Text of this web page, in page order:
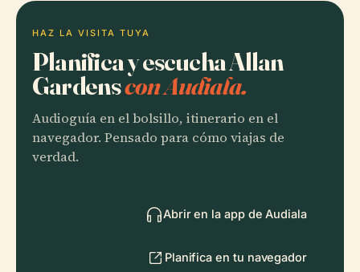
HAZ LA VISITA TUYA
Planifica y escucha Allan
Gardenscon Audiala.
Audioguía en el bolsillo, itinerario en el
navegador. Pensado para cómo viajas de
verdad.
Abrir en la app de Audiala
Planifica en tu navegador